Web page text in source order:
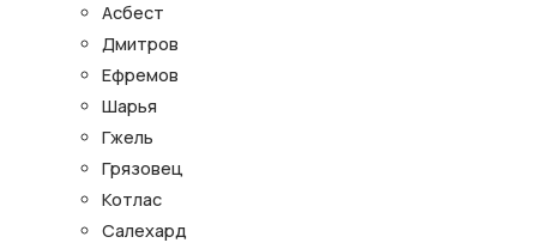
Асбест
Дмитров
Ефремов
Шарья
Гжель
Грязовец
Котлас
Салехард